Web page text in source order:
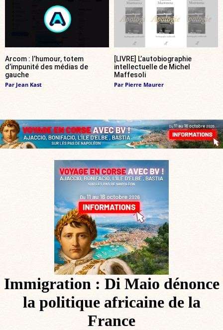
Arcom : l’humour, totem
d’impunité des médias de
gauche
Par Jean Kast
[LIVRE] L’autobiographie
intellectuelle de Michel
Maffesoli
Par Pierre Maurer
Immigration : Di Maio dénonce
la politique africaine de la
France